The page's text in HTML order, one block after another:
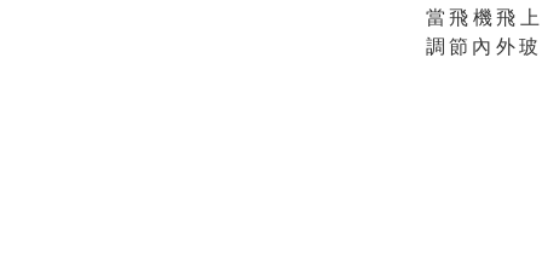
當飛機飛
調節內外